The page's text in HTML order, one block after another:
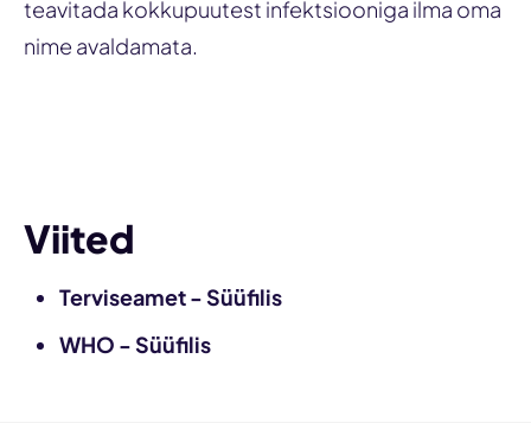
teavitada kokkupuutest infektsiooniga ilma oma
nime avaldamata.
Viited
Terviseamet - Süüfilis
WHO - Süüfilis